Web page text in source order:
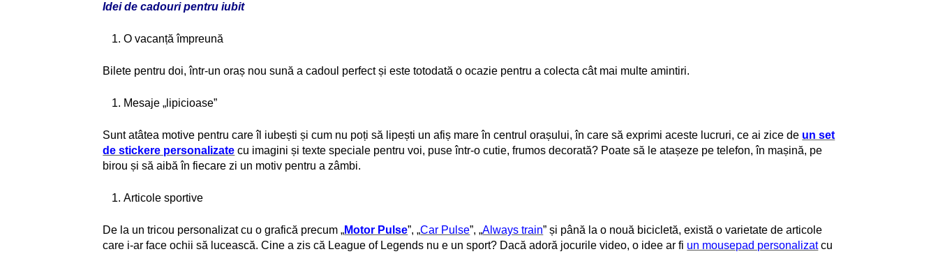
Idei de cadouri pentru iubit
O vacanță împreună
Bilete pentru doi, într-un oraș nou sună a cadoul perfect și este totodată o ocazie pentru a colecta cât mai multe amintiri.
Mesaje „lipicioase”
Sunt atâtea motive pentru care îl iubești și cum nu poți să lipești un afiș mare în centrul orașului, în care să exprimi aceste lucruri, ce ai zice de un set
de stickere personalizate cu imagini și texte speciale pentru voi, puse într-o cutie, frumos decorată? Poate să le atașeze pe telefon, în mașină, pe
birou și să aibă în fiecare zi un motiv pentru a zâmbi.
Articole sportive
De la un tricou personalizat cu o grafică precum „Motor Pulse”, „Car Pulse”, „Always train” și până la o nouă bicicletă, există o varietate de articole
care i-ar face ochii să lucească. Cine a zis că League of Legends nu e un sport? Dacă adoră jocurile video, o idee ar fi un mousepad personalizatcu